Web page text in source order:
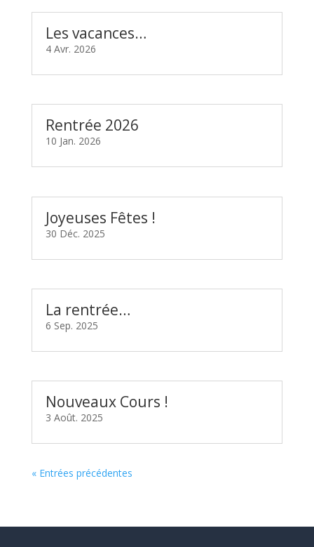
Les vacances…
4 Avr. 2026
Rentrée 2026
10 Jan. 2026
Joyeuses Fêtes !
30 Déc. 2025
La rentrée…
6 Sep. 2025
Nouveaux Cours !
3 Août. 2025
« Entrées précédentes